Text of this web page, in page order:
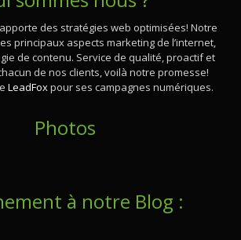
des stratégies web optimisées! Notre
principaux aspects marketing de l’internet,
de contenu. Service de qualité, proactif et
de nos clients, voilà notre promesse!
LeadFoxpour ses campagnes numériques.
Photos
à notre Blog :